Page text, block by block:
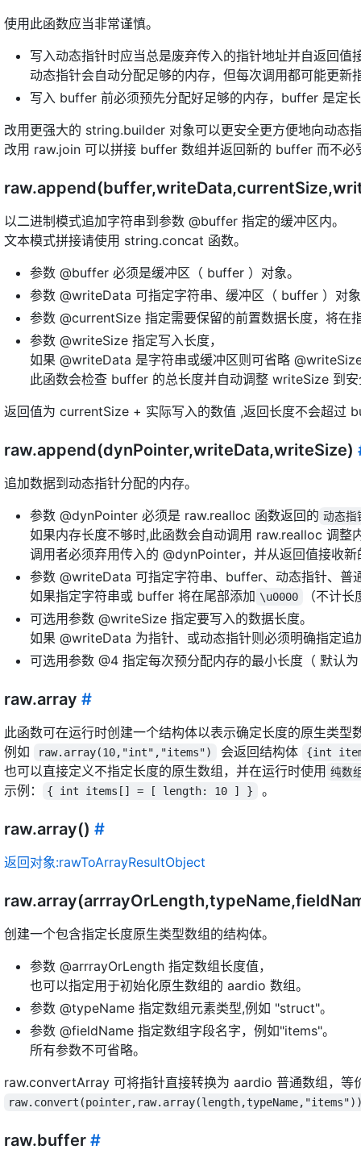
使用此函数应当非常谨慎。
写入动态指针时应当总是废弃传入的指针地址并自返回值
动态指针会自动分配足够的内存，但每次调用都可能更新
写入 buffer 前必须预先分配好足够的内存，buffer 是定
改用更强大的 string.builder 对象可以更安全更方便地向动态
改用 raw.join 可以拼接 buffer 数组并返回新的 buffer 而不
以二进制模式追加字符串到参数 @buffer 指定的缓冲区内。
文本模式拼接请使用 string.concat 函数。
参数 @buffer 必须是缓冲区（ buffer ）对象。
参数 @writeData 可指定字符串、缓冲区（ buffer ）对
参数 @currentSize 指定需要保留的前置数据长度，将在
参数 @writeSize 指定写入长度，
如果 @writeData 是字符串或缓冲区则可省略
此函数会检查 buffer 的总长度并自动调整 writeSize 到
返回值为 currentSize + 实际写入的数值 ,返回长度不会超过
raw.append(dynPointer,writeData,writeSize)
追加数据到动态指针分配的内存。
参数 @dynPointer 必须是 raw.realloc 函数返回的 动态指
如果内存长度不够时,此函数会自动调用 raw.realloc 调整
调用者必须弃用传入的 @dynPointer，并从返回值接收
参数 @writeData 可指定字符串、buffer、动态指针、普
如果指定字符串或 buffer 将在尾部添加 \u0000
（不计长
可选用参数 @writeSize 指定要写入的数据长度。
如果 @writeData 为指针、或动态指针则必须明确指定追
可选用参数 @4 指定每次预分配内存的最小长度（ 默认
raw.array #
此函数可在运行时创建一个结构体以表示确定长度的原生类型
例如
raw.array(10,"int","items") 会返回结构体 {int
也可以直接定义不指定长度的原生数组，并在运行时使用 纯数
示例： { int items[] = [ length: 10 ] } 。
raw.array() #
返回对象:rawToArrayResultObject
创建一个包含指定长度原生类型数组的结构体。
参数 @arrrayOrLength 指定数组长度值，
也可以指定用于初始化原生数组的 aardio 数组。
参数 @typeName 指定数组元素类型,例如 "struct"。
参数 @fieldName 指定数组字段名字，例如"items"。
所有参数不可省略。
raw.convertArray 可将指针直接转换为 aardio 普通数组，等
raw.buffer #